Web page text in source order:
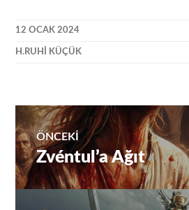
12 OCAK 2024
H.RUHI KÜÇÜK
Yazı
gezinmesi
ÖNCEKI
Önceki
yazı:
Zvéntul’a Ağıt